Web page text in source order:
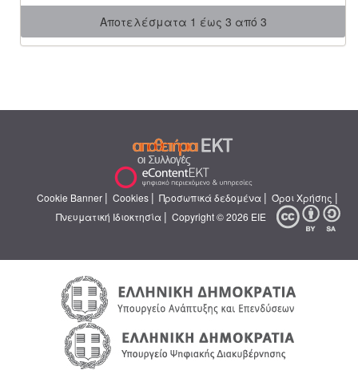
Αποτελέσματα 1 έως 3 από 3
Cookie Banner | Cookies | Προσωπικά δεδομένα | Όροι Χρήσης |
Πνευματική Ιδιοκτησία | Copyright © 2026 ΕΙΕ